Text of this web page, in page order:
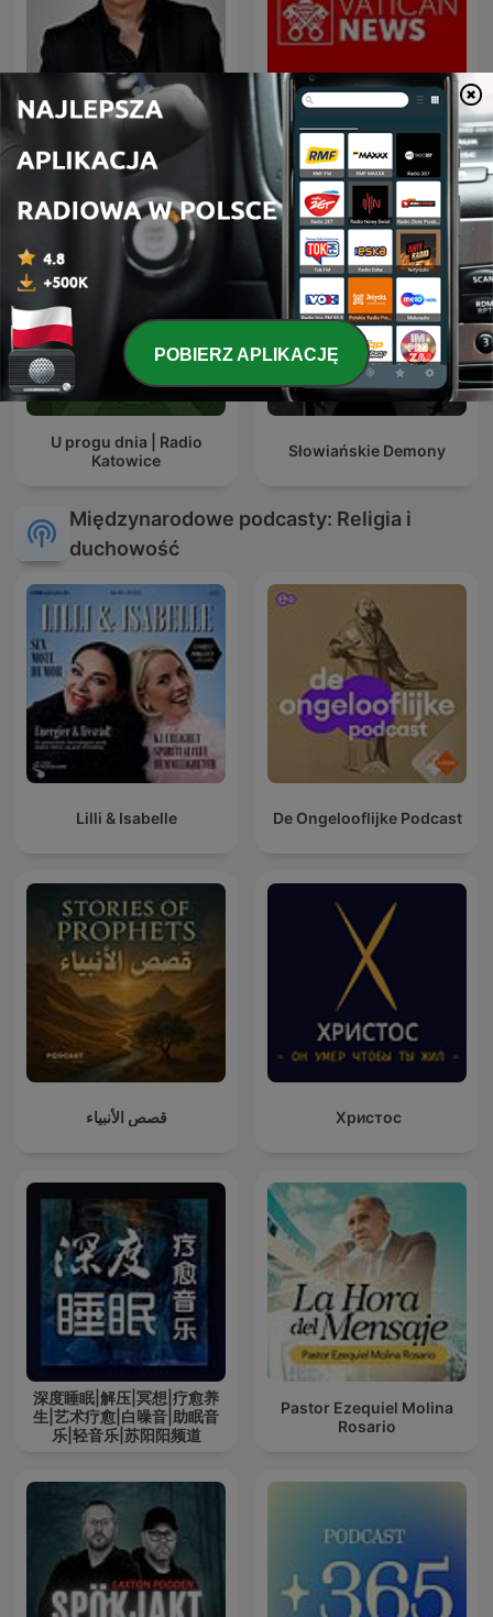
Dante Gebel Live Radio Watykańskie
U progu dnia | Radio
Katowice
Słowiańskie Demony
Międzynarodowe podcasty: Religia i
duchowość
Lilli & Isabelle De Ongelooflijke Podcast
قصص الأنبياء Христос
深度睡眠|解压|冥想|疗愈养
生|艺术疗愈|白噪音|助眠音
乐|轻音乐|苏阳阳频道
Pastor Ezequiel Molina
Rosario
POBIERZ APLIKACJĘ